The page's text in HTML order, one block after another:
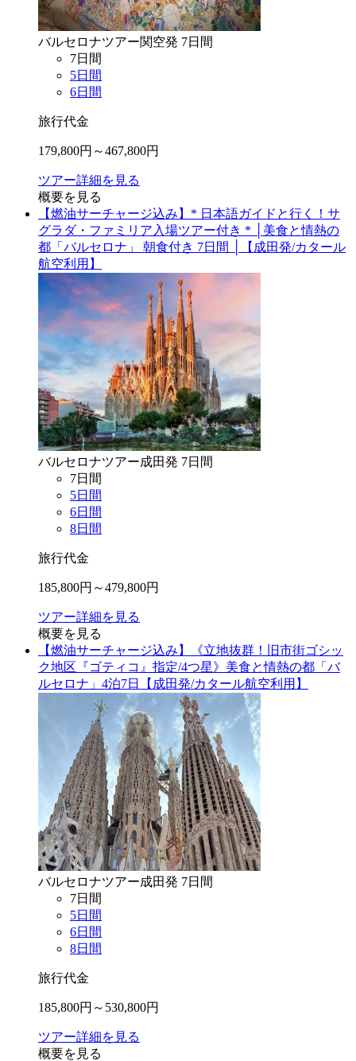
バルセロナツアー関空発 7日間
7日間
5日間
6日間
旅行代金
179,800円～467,800円
ツアー詳細を見る
概要を見る
【燃油サーチャージ込み】* 日本語ガイドと行く！サ
グラダ・ファミリア入場ツアー付き * │美食と情熱の
都「バルセロナ」 朝食付き 7日間 │【成田発/カタール
航空利用】
バルセロナツアー成田発 7日間
7日間
5日間
6日間
8日間
旅行代金
185,800円～479,800円
ツアー詳細を見る
概要を見る
【燃油サーチャージ込み】《立地抜群！旧市街ゴシッ
ク地区『ゴティコ』指定/4つ星》美食と情熱の都「バ
ルセロナ」4泊7日【成田発/カタール航空利用】
バルセロナツアー成田発 7日間
7日間
5日間
6日間
8日間
旅行代金
185,800円～ 530,800円
ツアー詳細を見る
概要を見る